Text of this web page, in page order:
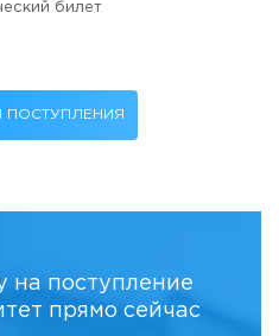
билет
ПОСТУПЛЕНИЯ
на поступление
прямо сейчас